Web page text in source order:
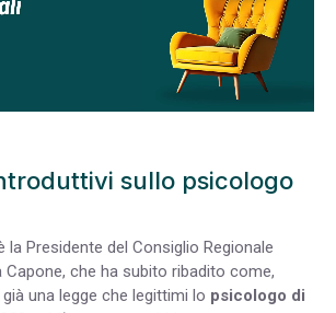
sullo psicologo
la Presidente del Consiglio Regionale
Capone, che ha subito ribadito come,
una legge che legittimi lo psicologo di